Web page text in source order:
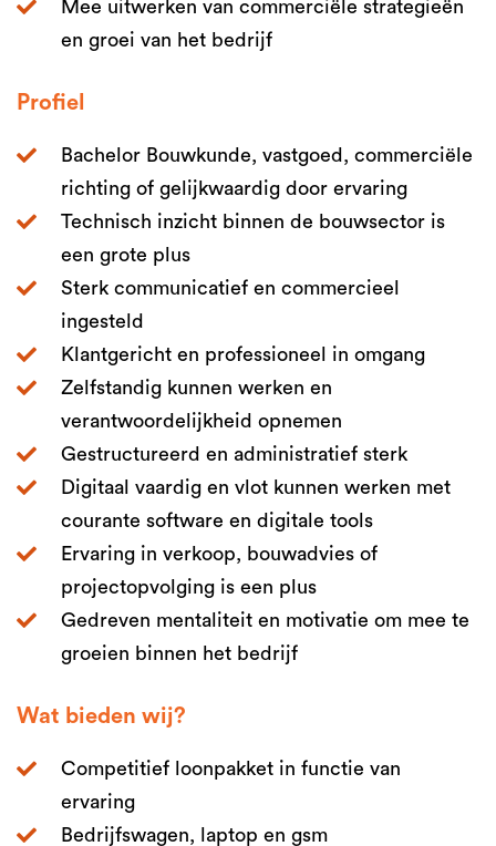
Mee uitwerken van commerciële strategieën
en groei van het bedrijf
Profiel
Bachelor Bouwkunde, vastgoed, commerciële
richting of gelijkwaardig door ervaring
Technisch inzicht binnen de bouwsector is
een grote plus
Sterk communicatief en commercieel
ingesteld
Klantgericht en professioneel in omgang
Zelfstandig kunnen werken en
verantwoordelijkheid opnemen
Gestructureerd en administratief sterk
Digitaal vaardig en vlot kunnen werken met
courante software en digitale tools
Ervaring in verkoop, bouwadvies of
projectopvolging is een plus
Gedreven mentaliteit en motivatie om mee te
groeien binnen het bedrijf
Wat bieden wij?
Competitief loonpakket in functie van
ervaring
Bedrijfswagen, laptop en gsm